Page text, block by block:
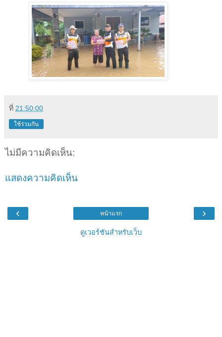
ที่ 21:50:00
ใช้ร่วมกัน
ไม่มีความคิดเห็น:
แสดงความคิดเห็น
‹ ›
หน้าแรก
ดูเวอร์ชันสำหรับเว็บ